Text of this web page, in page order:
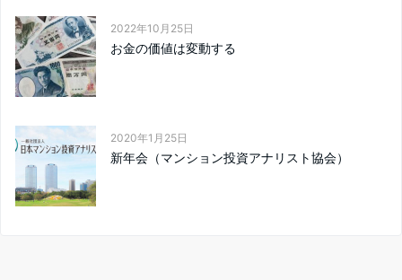
2022年10月25日
お金の価値は変動する
2020年1月25日
新年会（マンション投資アナリスト協会）